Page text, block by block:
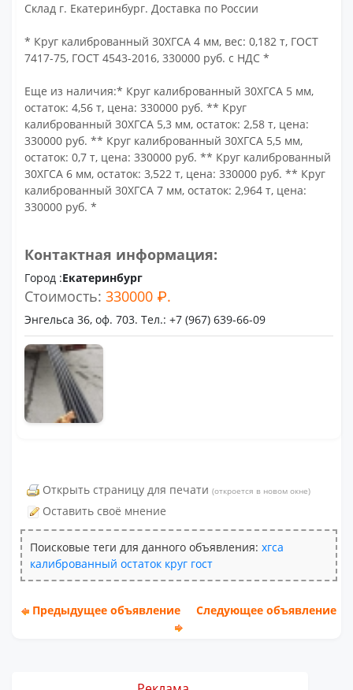
Склад г. Екатеринбург. Доставка по России
* Круг калиброванный 30ХГСА 4 мм, вес: 0,182 т, ГОСТ
7417-75, ГОСТ 4543-2016, 330000 руб. с НДС *
Еще из наличия:* Круг калиброванный 30ХГСА 5 мм,
остаток: 4,56 т, цена: 330000 руб. ** Круг
калиброванный 30ХГСА 5,3 мм, остаток: 2,58 т, цена:
330000 руб. ** Круг калиброванный 30ХГСА 5,5 мм,
остаток: 0,7 т, цена: 330000 руб. ** Круг калиброванный
30ХГСА 6 мм, остаток: 3,522 т, цена: 330000 руб. ** Круг
калиброванный 30ХГСА 7 мм, остаток: 2,964 т, цена:
330000 руб. *
Контактная информация:
Город :Екатеринбург
Стоимость:330000 ₽.
Энгельса 36, оф. 703. Тел.: +7 (967) 639-66-09
Открыть страницу для печати (откроется в новом окне)
Оставить своё мнение
Поисковые теги для данного объявления:хгса
калиброванный остаток круг гост
Предыдущее объявление Следующее объявление